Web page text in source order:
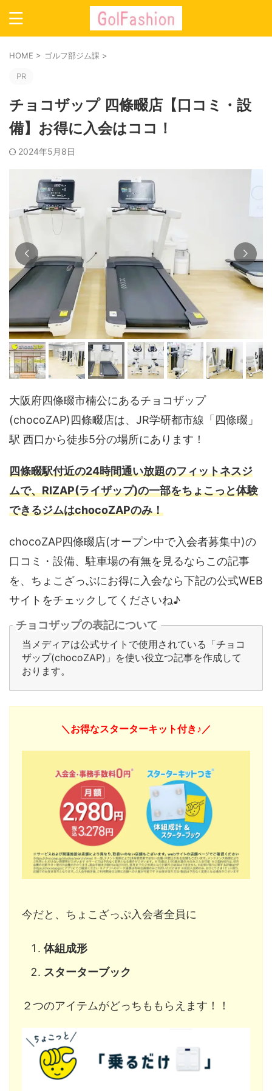
HOME > ゴルフ部ジム課 >
PR
チョコザップ 四條畷店【口コミ・設
備】お得に入会はココ！
2024年5月8日
大阪府四條畷市楠公にあるチョコザップ
(chocoZAP)四條畷店は、JR学研都市線「四條畷」
駅 西口から徒歩5分の場所にあります！
四條畷駅付近の24時間通い放題のフィットネスジ
ムで、RIZAP(ライザップ)の一部をちょこっと体験
できるジムはchocoZAPのみ！
chocoZAP四條畷店(オープン中で入会者募集中)の
口コミ・設備、駐車場の有無を見るならこの記事
を、ちょこざっぷにお得に入会なら下記の公式WEB
サイトをチェックしてくださいね♪
チョコザップの表記について
当メディアは公式サイトで使用されている「チョコ
ザップ(chocoZAP)」を使い役立つ記事を作成して
おります。
＼お得なスターターキット付き♪／
今だと、ちょこざっぷ入会者全員に
体組成形
スターターブック
２つのアイテムがどっちももらえます！！